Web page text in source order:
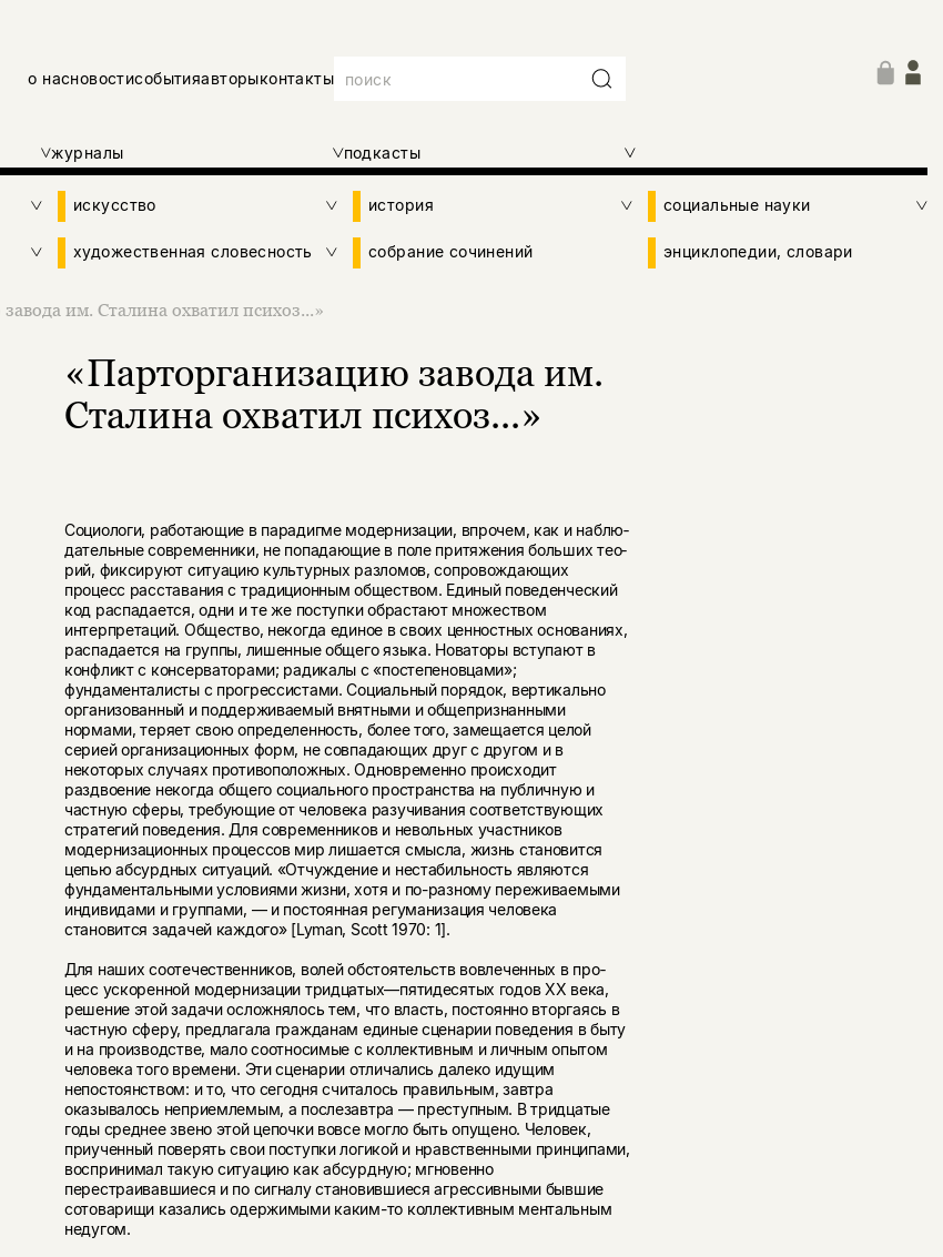
о насновостисобытияавторыконтакты
журналы подкасты
искусство история социальные науки
художественная словесность собрание сочинений энциклопедии, словари
им. Сталина охватил психоз...»
«Парторганизацию завода им.
Сталина охватил психоз...»
Социологи, работающие в парадигме модернизации, впрочем, как и наблю­
дательные современники, не попадающие в поле притяжения больших тео­
рий, фиксируют ситуацию культурных разломов, сопровождающих
процесс расставания с традиционным обществом. Единый поведенческий
код распа­дается, одни и те же поступки обрастают множеством
интерпретаций. Обще­ство, некогда единое в своих ценностных основаниях,
распадается на группы, лишенные общего языка. Новаторы вступают в
конфликт с консерваторами; радикалы с «постепеновцами»;
фундаменталисты с прогрессистами. Соци­альный порядок, вертикально
организованный и поддерживаемый внятными и общепризнанными
нормами, теряет свою определенность, более того, за­мещается целой
серией организационных форм, не совпадающих друг с дру­гом и в
некоторых случаях противоположных. Одновременно происходит
раздвоение некогда общего социального пространства на публичную и
част­ную сферы, требующие от человека разучивания соответствующих
стратегий поведения. Для современников и невольных участников
модернизационных процессов мир лишается смысла, жизнь становится
цепью абсурдных ситуа­ций. «Отчуждение и нестабильность являются
фундаментальными усло­виями жизни, хотя и по-разному переживаемыми
индивидами и группами, — и постоянная регуманизация человека
становится задачей каждого» [Lyman, Scott 1970: 1].
Для наших соотечественников, волей обстоятельств вовлеченных в про­
цесс ускоренной модернизации тридцатых—пятидесятых годов XX века,
ре­шение этой задачи осложнялось тем, что власть, постоянно вторгаясь в
част­ную сферу, предлагала гражданам единые сценарии поведения в быту
и на производстве, мало соотносимые с коллективным и личным опытом
человека того времени. Эти сценарии отличались далеко идущим
непостоянством: и то, что сегодня считалось правильным, завтра
оказывалось неприемлемым, а послезавтра — преступным. В тридцатые
годы среднее звено этой цепочки вовсе могло быть опущено. Человек,
приученный поверять свои поступки логикой и нравственными принципами,
воспринимал такую ситуацию как абсурдную; мгновенно
перестраивавшиеся и по сигналу становившиеся агрессивными бывшие
сотоварищи казались одержимыми каким-то коллек­тивным ментальным
недугом.